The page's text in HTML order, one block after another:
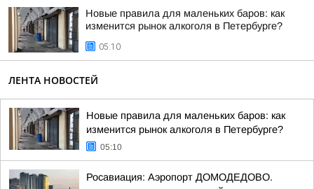
Новые правила для маленьких баров: как
изменится рынок алкоголя в Петербурге?
05:10
ЛЕНТА НОВОСТЕЙ
Новые правила для маленьких баров: как
изменится рынок алкоголя в Петербурге?
05:10
Росавиация: Аэропорт ДОМОДЕДОВО.